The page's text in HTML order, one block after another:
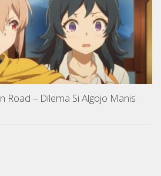
Road – Dilema Si Algojo Manis